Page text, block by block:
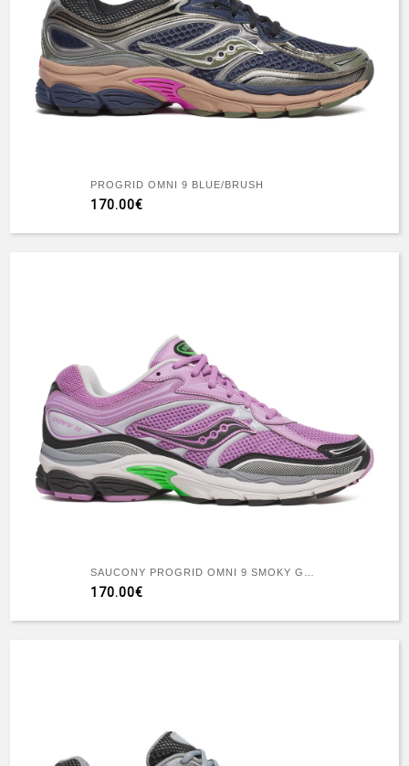
PROGRID OMNI 9 BLUE/BRUSH
170.00€
170.00€